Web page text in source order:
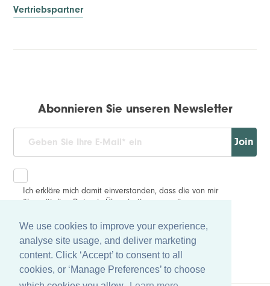
We use cookies to improve your experience,
analyse site usage, and deliver marketing
content. Click ‘Accept’ to consent to all
cookies, or ‘Manage Preferences’ to choose
Vertriebspartner
Abonnieren Sie unseren Newsletter
Join
Ich erkläre mich damit einverstanden, dass die von mir
übermittelten Daten in Übereinstimmung mit unserer